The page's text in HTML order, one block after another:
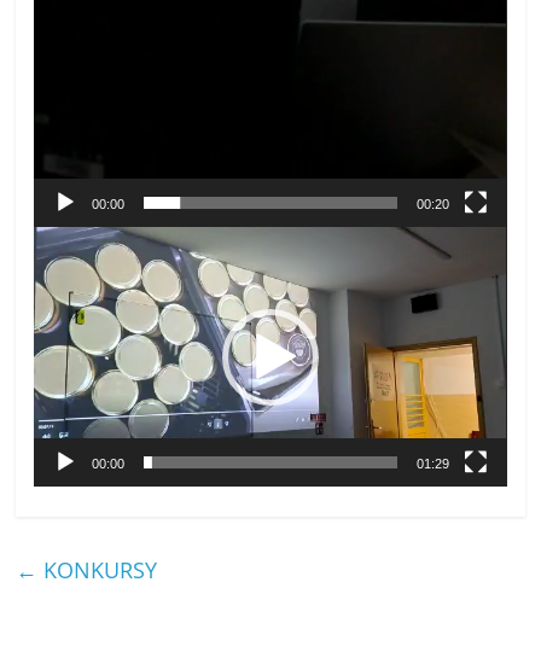
00:00 00:20
Odtwarzacz
video
00:00 01:29
← KONKURSY